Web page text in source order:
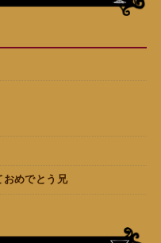
おめでとう兄